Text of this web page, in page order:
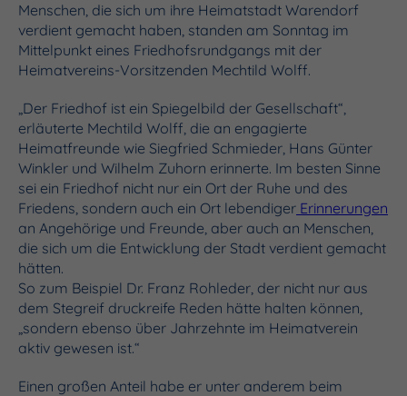
Menschen, die sich um ihre Heimatstadt Warendorf
verdient gemacht haben, standen am Sonntag im
Mittelpunkt eines Friedhofsrundgangs mit der
Heimatvereins-Vorsitzenden Mechtild Wolff.
„Der Friedhof ist ein Spiegelbild der Gesellschaft“,
erläuterte Mechtild Wolff, die an engagierte
Heimatfreunde wie Siegfried Schmieder, Hans Günter
Winkler und Wilhelm Zuhorn erinnerte. Im besten Sinne
sei ein Friedhof nicht nur ein Ort der Ruhe und des
Friedens, sondern auch ein Ort lebendiger Erinnerungen
an Angehörige und Freunde, aber auch an Menschen,
die sich um die Entwicklung der Stadt verdient gemacht
hätten.
So zum Beispiel Dr. Franz Rohleder, der nicht nur aus
dem Stegreif druckreife Reden hätte halten können,
„sondern ebenso über Jahrzehnte im Heimatverein
aktiv gewesen ist.“
Einen großen Anteil habe er unter anderem beim